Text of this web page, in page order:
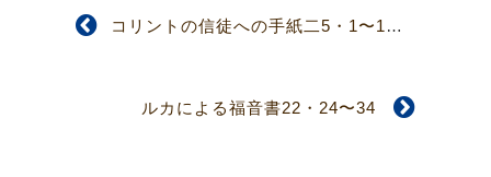
コリントの信徒への手紙二5・1〜10
ルカによる福音書22・24〜34